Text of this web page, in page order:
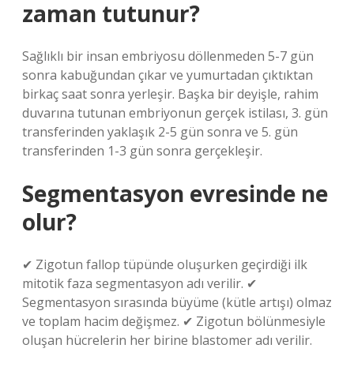
zaman tutunur?
Sağlıklı bir insan embriyosu döllenmeden 5-7 gün
sonra kabuğundan çıkar ve yumurtadan çıktıktan
birkaç saat sonra yerleşir. Başka bir deyişle, rahim
duvarına tutunan embriyonun gerçek istilası, 3. gün
transferinden yaklaşık 2-5 gün sonra ve 5. gün
transferinden 1-3 gün sonra gerçekleşir.
Segmentasyon evresinde ne
olur?
✔ Zigotun fallop tüpünde oluşurken geçirdiği ilk
mitotik faza segmentasyon adı verilir. ✔
Segmentasyon sırasında büyüme (kütle artışı) olmaz
ve toplam hacim değişmez. ✔ Zigotun bölünmesiyle
oluşan hücrelerin her birine blastomer adı verilir.